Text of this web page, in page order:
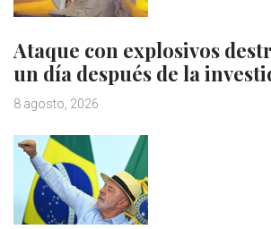
Ataque con explosivos
un día después de la
8 agosto, 2026